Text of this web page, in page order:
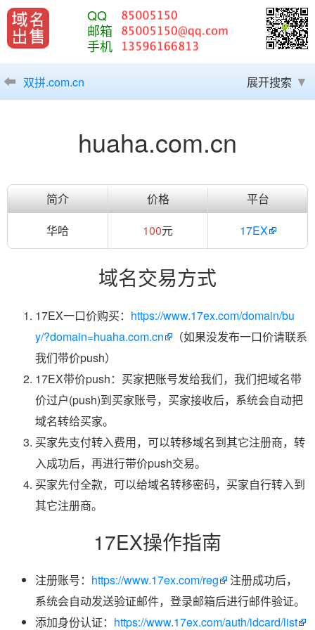
QQ
邮箱
手机
双拼.com.cn 展开搜索
huaha.com.cn
简介 价格
平台
华哈
100元 17EX
域名交易方式
17EX一口价购买： https://www.17ex.com/domain/bu
y/?domain=huaha.com.cn
（如果没发布一口价请联系
我们带价push）
17EX带价push：买家把账号发给我们，我们把域名带
价过户(push)到买家账号，买家接收后，系统会自动把
域名转给买家。
买家先支付转入费用，可以转移域名到其它注册商，转
入成功后，再进行带价push交易。
买家先付全款，可以给域名转移密码，买家自行转入到
其它注册商。
17EX操作指南
注册账号： https://www.17ex.com/reg
注册成功后，
系统会自动发送验证邮件，登录邮箱后进行邮件验证。
添加身份认证： https://www.17ex.com/auth/idcard/list